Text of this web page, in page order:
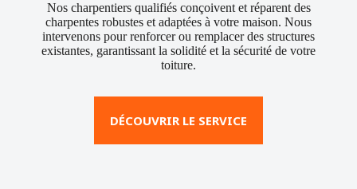
Nos charpentiers qualifiés conçoivent et réparent des
charpentes robustes et adaptées à votre maison. Nous
intervenons pour renforcer ou remplacer des structures
existantes, garantissant la solidité et la sécurité de votre
toiture.
DÉCOUVRIR LE SERVICE